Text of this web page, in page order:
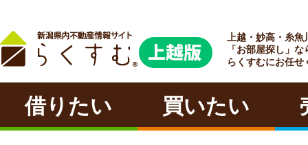
ラクチン
上越・妙高・糸魚
「お部屋探し」な
らくすむにお任せ
借りたい 買いたい